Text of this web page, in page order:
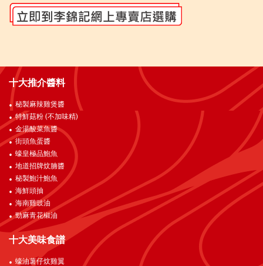
十大推介醬料
秘製麻辣雞煲醬
特鮮菇粉 (不加味精)
金湯酸菜魚醬
街頭魚蛋醬
蠔皇極品鮑魚
地道招牌炆腩醬
秘製鮑汁鮑魚
海鮮頭抽
海南雞豉油
勁麻青花椒油
十大美味食譜
蠔油薯仔炆雞翼